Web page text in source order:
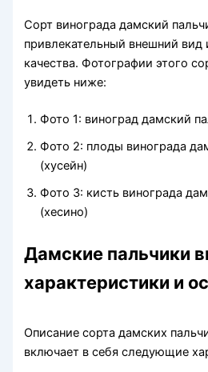
Сорт винограда дамский
привлекательный внешний вид
качества. Фотографии этого
увидеть ниже:
Фото 1: виноград дамский
Фото 2: плоды винограда
(хусейн)
Фото 3: кисть винограда
(хесино)
Дамские пальчики
характеристики и
Описание сорта дамских
включает в себя следующие